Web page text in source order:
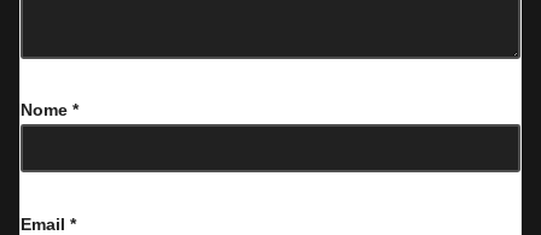
Nome *
Email *